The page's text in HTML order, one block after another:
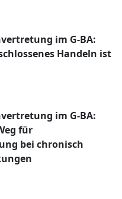
im G-BA:
Handeln ist
im G-BA:
für
bei chronisch